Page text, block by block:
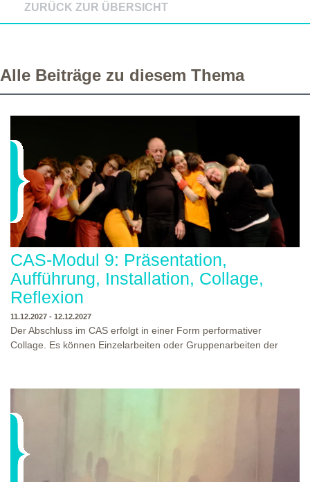
ZURÜCK ZUR ÜBERSICHT
Alle Beiträge zu diesem Thema
CAS-Modul 9: Präsentation,
Aufführung, Installation, Collage,
Reflexion
11.12.2027 - 12.12.2027
Der Abschluss im CAS erfolgt in einer Form performativer
Collage. Es können Einzelarbeiten oder Gruppenarbeiten der
Ausbildungsprogramm zu erleben. Die Studierenden des
oder Präsentation. Wir freuen uns über Begegnungen und
WO?